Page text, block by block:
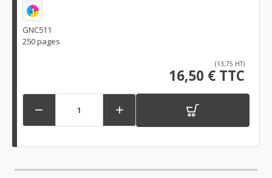
1
GNC511
250 pages
(13,75 HT)
16,50 € TTC
 